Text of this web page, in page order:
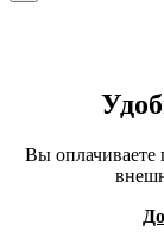
Вы оплачиваете